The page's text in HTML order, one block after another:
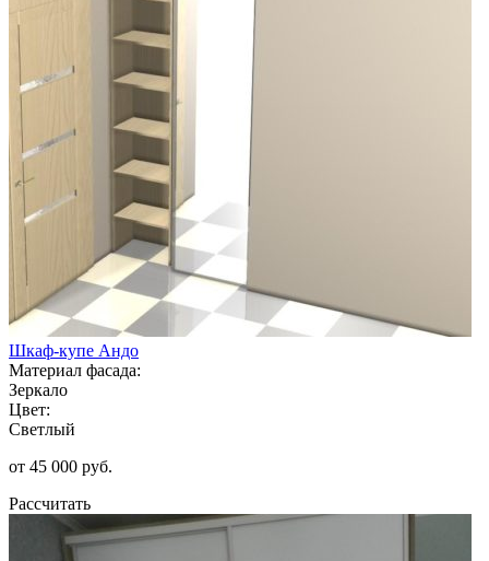
Шкаф-купе Андо
Материал фасада:
Зеркало
Цвет:
Светлый
от 45 000 руб.
Рассчитать